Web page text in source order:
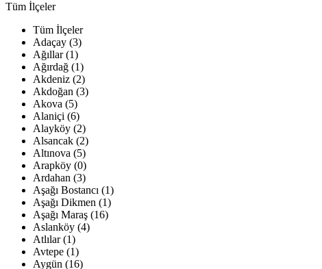
Tüm İlçeler
Tüm İlçeler
Adaçay (3)
Ağıllar (1)
Ağırdağ (1)
Akdeniz (2)
Akdoğan (3)
Akova (5)
Alaniçi (6)
Alayköy (2)
Alsancak (2)
Altınova (5)
Arapköy (0)
Ardahan (3)
Aşağı Bostancı (1)
Aşağı Dikmen (1)
Aşağı Maraş (16)
Aslanköy (4)
Atlılar (1)
Avtepe (1)
Aygün (16)